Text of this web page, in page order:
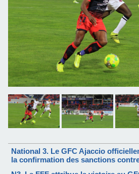
National 3. Le GFC Ajaccio
la confirmation des sanctions